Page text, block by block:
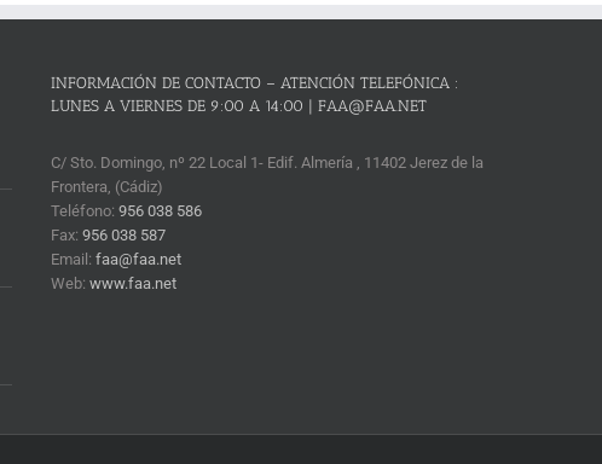
INFORMACIÓN DE CONTACTO – ATENCIÓN TELEFÓNICA :
LUNES A VIERNES DE 9:00 A 14:00 | FAA@FAA.NET
C/ Sto. Domingo, nº 22 Local 1- Edif. Almería , 11402 Jerez de la
Frontera, (Cádiz)
Teléfono:956 038 586
Fax:956 038 587
Email:faa@faa.net
Web:www.faa.net